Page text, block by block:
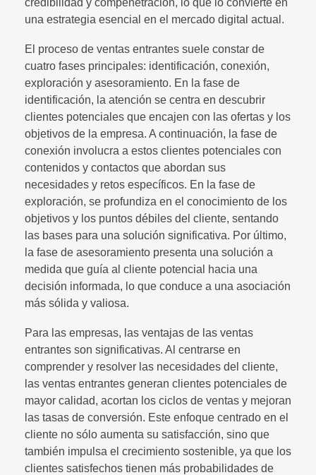
credibilidad y compenetración, lo que lo convierte en
una estrategia esencial en el mercado digital actual.
El proceso de ventas entrantes suele constar de
cuatro fases principales: identificación, conexión,
exploración y asesoramiento. En la fase de
identificación, la atención se centra en descubrir
clientes potenciales que encajen con las ofertas y los
objetivos de la empresa. A continuación, la fase de
conexión involucra a estos clientes potenciales con
contenidos y contactos que abordan sus
necesidades y retos específicos. En la fase de
exploración, se profundiza en el conocimiento de los
objetivos y los puntos débiles del cliente, sentando
las bases para una solución significativa. Por último,
la fase de asesoramiento presenta una solución a
medida que guía al cliente potencial hacia una
decisión informada, lo que conduce a una asociación
más sólida y valiosa.
Para las empresas, las ventajas de las ventas
entrantes son significativas. Al centrarse en
comprender y resolver las necesidades del cliente,
las ventas entrantes generan clientes potenciales de
mayor calidad, acortan los ciclos de ventas y mejoran
las tasas de conversión. Este enfoque centrado en el
cliente no sólo aumenta su satisfacción, sino que
también impulsa el crecimiento sostenible, ya que los
clientes satisfechos tienen más probabilidades de